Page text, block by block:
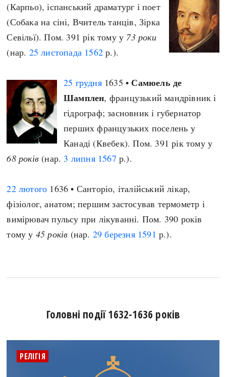
(Карпьо), іспанський драматург і поет
(Собака на сіні, Вчитель танців, Зірка
Севільї). Пом. 391 рік тому у 73 роки
(нар. 25 листопада 1562 р.).
25 грудня1635 • Самюель де
Шамплен, французький мандрівник і
гідрограф; засновник і губернатор
перших французьких поселень у
Канаді (Квебек). Пом. 391 рік тому у
68 років (нар. 3 липня 1567 р.).
22 лютого 1636 • Санторіо, італійський лікар,
фізіолог, анатом; першим застосував термометр і
вимірювач пульсу при лікуванні. Пом. 390 років
тому у 45 років (нар. 29 березня 1591 р.).
Головні події 1632-1636 років
РЕЛІГІЯ